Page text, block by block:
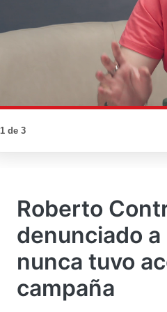
1 de 3
Roberto
denunciado
nunca tuvo
campaña